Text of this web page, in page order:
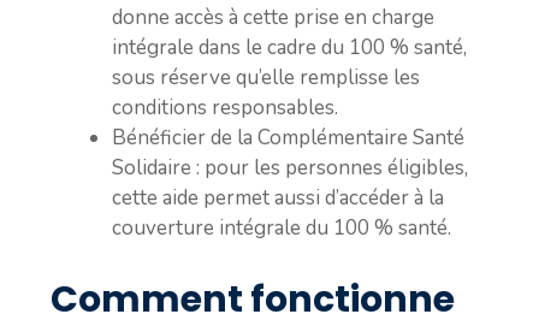
donne accès à cette prise en charge
intégrale dans le cadre du 100 % santé,
sous réserve qu’elle remplisse les
conditions responsables.
Bénéficier de la Complémentaire Santé
Solidaire : pour les personnes éligibles,
cette aide permet aussi d’accéder à la
couverture intégrale du 100 % santé.
Comment fonctionne